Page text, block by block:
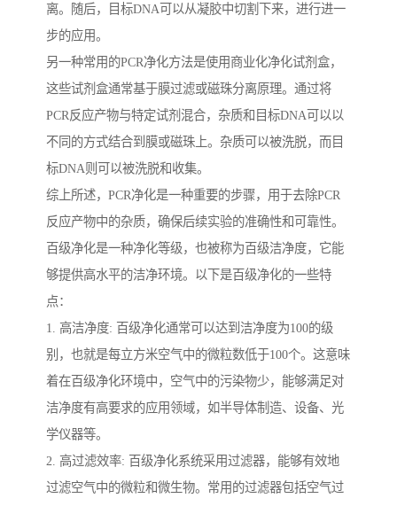
离。随后，目标DNA可以从凝胶中切割下来，进行进一
步的应用。
另一种常用的PCR净化方法是使用商业化净化试剂盒，
这些试剂盒通常基于膜过滤或磁珠分离原理。通过将
PCR反应产物与特定试剂混合，杂质和目标DNA可以以
不同的方式结合到膜或磁珠上。杂质可以被洗脱，而目
标DNA则可以被洗脱和收集。
综上所述，PCR净化是一种重要的步骤，用于去除PCR
反应产物中的杂质，确保后续实验的准确性和可靠性。
百级净化是一种净化等级，也被称为百级洁净度，它能
够提供高水平的洁净环境。以下是百级净化的一些特
点：
1. 高洁净度: 百级净化通常可以达到洁净度为100的级
别，也就是每立方米空气中的微粒数低于100个。这意味
着在百级净化环境中，空气中的污染物少，能够满足对
洁净度有高要求的应用领域，如半导体制造、设备、光
学仪器等。
2. 高过滤效率: 百级净化系统采用过滤器，能够有效地
过滤空气中的微粒和微生物。常用的过滤器包括空气过